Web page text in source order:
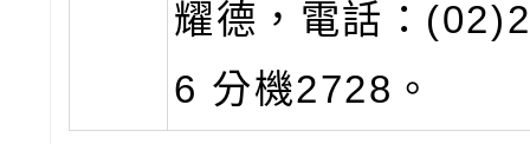
耀德，電話：
6 分機2728。